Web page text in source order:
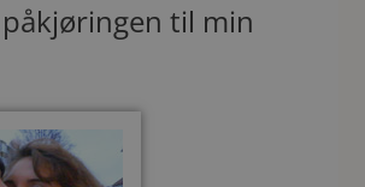
til min